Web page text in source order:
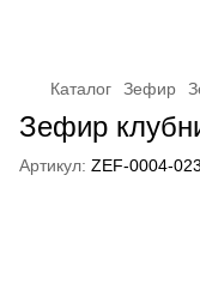
Каталог Зефир
Зефир
Артикул: ZEF-0004-